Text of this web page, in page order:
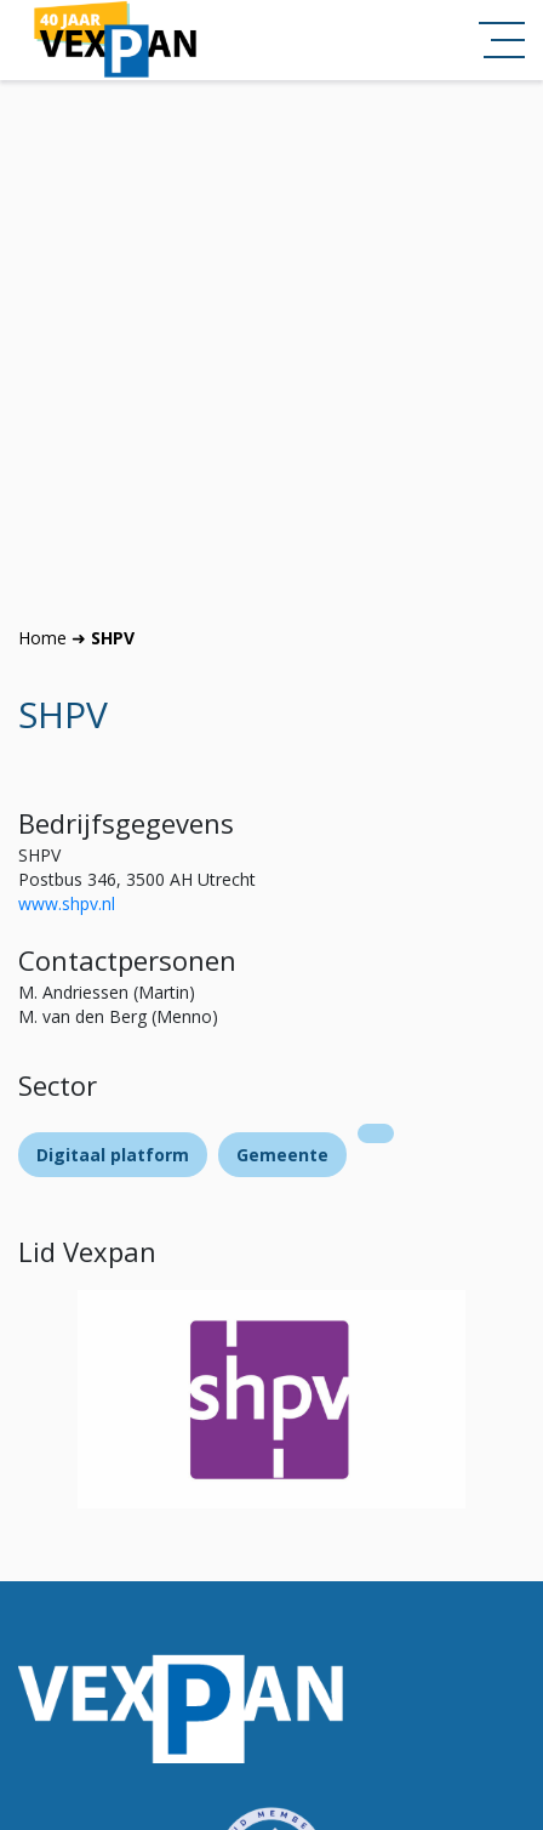
Home ➜ SHPV
SHPV
Bedrijfsgegevens
SHPV
Postbus 346, 3500 AH Utrecht
www.shpv.nl
Contactpersonen
M. Andriessen (Martin)
M. van den Berg (Menno)
Sector
Digitaal platform Gemeente
Lid Vexpan